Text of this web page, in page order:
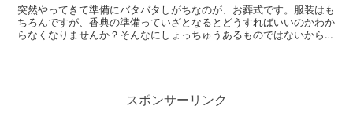
突然やってきて準備にバタバタしがちなのが、お葬式です。服装はも
ちろんですが、香典の準備っていざとなるとどうすればいいのかわか
らなくなりませんか？そんなにしょっちゅうあるものではないからこ
スポンサーリンク